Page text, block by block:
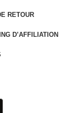
RETOUR
D’AFFILIATION